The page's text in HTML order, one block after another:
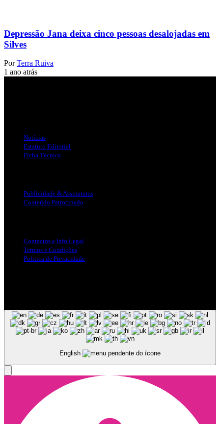
Depressão Jana deixa cinco pessoas desalojadas em
Silves
Por Terra Ruiva
1 ano atrás
Notícias
Estatuto Editorial
Ficha Técnica
Publicidade & Assinaturas
Conteúdo Patrocinado
Contactos e Info Legal
Termos e Condições
Politica de Privacidade
English